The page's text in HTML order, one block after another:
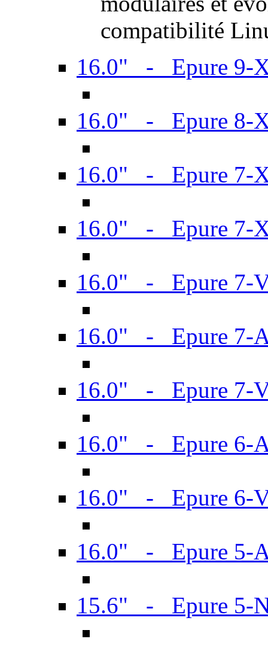
compatibilité
16.0" - Epure 9-
16.0" - Epure 8-
16.0" - Epure 7-
16.0" - Epure 7-
16.0" - Epure 7-
16.0" - Epure 7-
16.0" - Epure 7-
16.0" - Epure 6-
16.0" - Epure 6-
16.0" - Epure 5-
15.6" - Epure 5-